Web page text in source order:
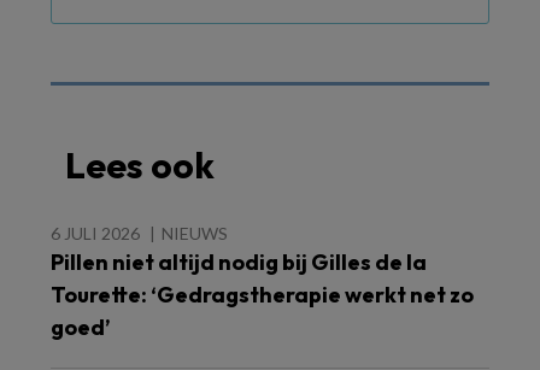
Lees ook
6 JULI 2026 NIEUWS
Pillen niet altijd nodig bij Gilles de la
Tourette: ‘Gedragstherapie werkt net zo
goed’